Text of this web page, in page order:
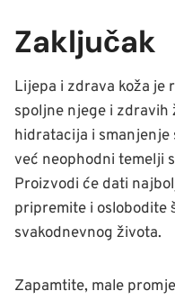
Zaključak
Lijepa i zdrava koža je
spoljne njege i zdravih
hidratacija i smanjenje
već neophodni temelji
Proizvodi će dati
pripremite i oslobodite
svakodnevnog života.
Zapamtite, male